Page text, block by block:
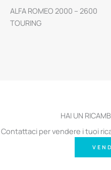
ALFA ROMEO 2000 – 2600
TOURING
HAI UN
Contattaci per vendere i tuoi